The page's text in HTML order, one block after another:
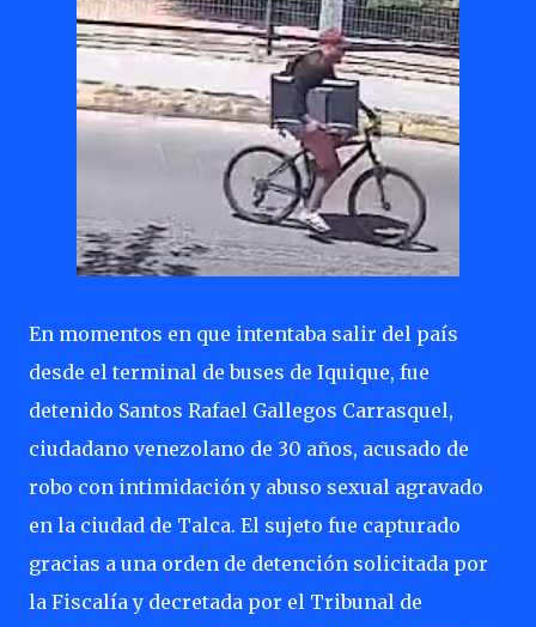
En momentos en que intentaba salir del país
desde el terminal de buses de Iquique, fue
detenido Santos Rafael Gallegos Carrasquel,
ciudadano venezolano de 30 años, acusado de
robo con intimidación y abuso sexual agravado
en la ciudad de Talca. El sujeto fue capturado
gracias a una orden de detención solicitada por
la Fiscalía y decretada por el Tribunal de